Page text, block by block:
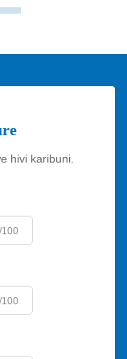
hivi karibuni.